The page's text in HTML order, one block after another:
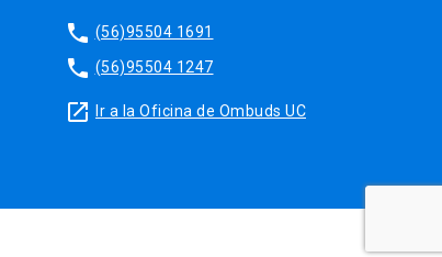
phone (56)95504 1691
phone (56)95504 1247
launch Ir a la Oficina de Ombuds UC